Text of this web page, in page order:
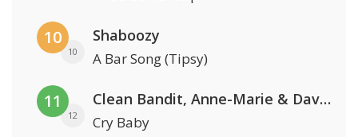
10
10
Shaboozy
A Bar Song (Tipsy)
11
12
Clean Bandit, Anne-Marie & David Guetta
Cry Baby